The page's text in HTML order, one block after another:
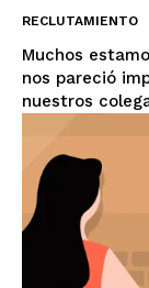
RECLUTAMIENTO
Muchos
nos pareció
nuestros